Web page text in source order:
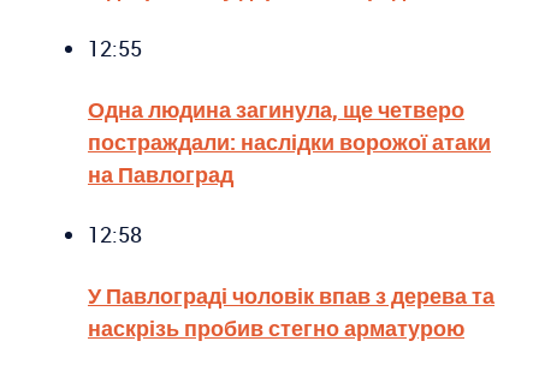
12:55
Одна людина загинула, ще четверо
постраждали: наслідки ворожої атаки
на Павлоград
12:58
У Павлограді чоловік впав з дерева та
наскрізь пробив стегно арматурою